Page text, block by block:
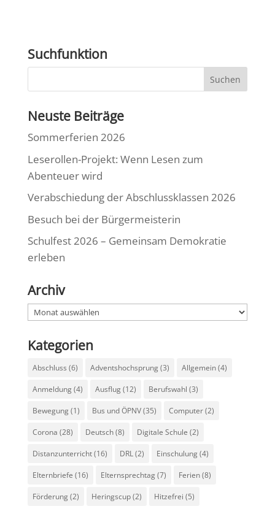
Suchfunktion
Neuste Beiträge
Sommerferien 2026
Leserollen-Projekt: Wenn Lesen zum
Abenteuer wird
Verabschiedung der Abschlussklassen 2026
Besuch bei der Bürgermeisterin
Schulfest 2026 – Gemeinsam Demokratie
erleben
Archiv
Archiv
Kategorien
Abschluss (6) Adventshochsprung(3) Allgemein(4)
Anmeldung(4) Ausflug(12) Berufswahl (3)
Bewegung(1) Bus und ÖPNV(35) Computer(2)
Corona (28) Deutsch(8) Digitale Schule (2)
Distanzunterricht(16) DRL(2) Einschulung(4)
Elternbriefe (16) Elternsprechtag(7) Ferien(8)
Förderung(2) Heringscup(2) Hitzefrei (5)